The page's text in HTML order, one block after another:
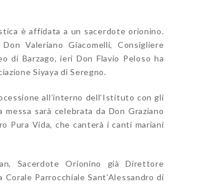
è affidata a un sacerdote orionino.
Valeriano Giacomelli, Consigliere
di Barzago, ieri Don Flavio Peloso ha
Siyaya di Seregno.
all’interno dell’Istituto con gli
sarà celebrata da Don Graziano
Pura Vida, che canterà i canti mariani
Sacerdote Orionino già Direttore
Parrocchiale Sant’Alessandro di